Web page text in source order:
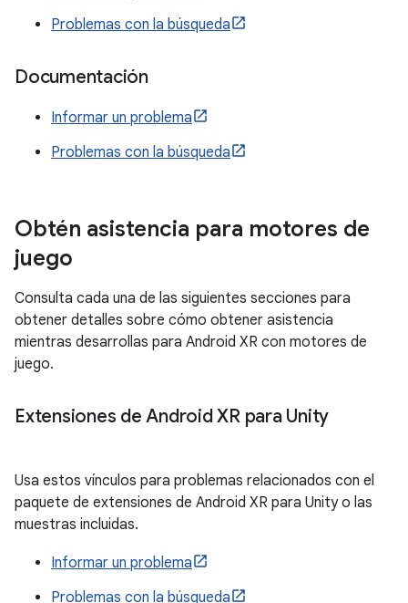
Problemas con la búsqueda
Documentación
Informar un problema
Problemas con la búsqueda
Obtén asistencia para motores de
juego
Consulta cada una de las siguientes secciones para
obtener detalles sobre cómo obtener asistencia
mientras desarrollas para Android XR con motores de
juego.
Extensiones de Android XR para Unity
Usa estos vínculos para problemas relacionados con el
paquete de extensiones de Android XR para Unity o las
muestras incluidas.
Informar un problema
Problemas con la búsqueda